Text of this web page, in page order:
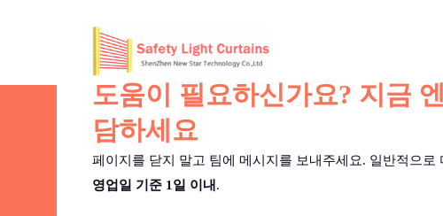
도움이 필요하신가요? 지금
담하세요
페이지를 닫지 말고 팀에 메시지를 보내주세요. 일반적으로
영업일 기준 1일 이내 .